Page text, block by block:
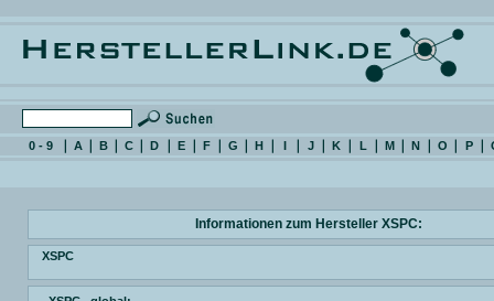
0 - 9 A B C D E F G H I J K L M N O P
Informationen zum Hersteller XSPC:
XSPC